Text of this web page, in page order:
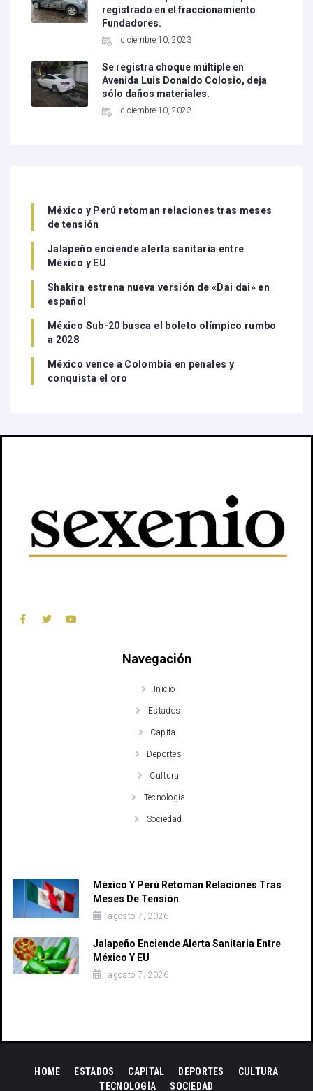
registrado en el fraccionamiento
Fundadores.
diciembre 10, 2023
Se registra choque múltiple en
Avenida Luis Donaldo Colosio, deja
sólo daños materiales.
diciembre 10, 2023
México y Perú retoman relaciones tras meses
de tensión
Jalapeño enciende alerta sanitaria entre
México y EU
Shakira estrena nueva versión de «Dai dai» en
español
México Sub-20 busca el boleto olímpico rumbo
a 2028
México vence a Colombia en penales y
conquista el oro
Navegación
Inicio
Estados
Capital
Deportes
Cultura
Tecnología
Sociedad
México Y Perú Retoman Relaciones Tras
Meses De Tensión
agosto 7, 2026
Jalapeño Enciende Alerta Sanitaria Entre
México Y EU
agosto 7, 2026
HOME ESTADOS CAPITAL DEPORTES
CULTURA
TECNOLOGÍA
SOCIEDAD